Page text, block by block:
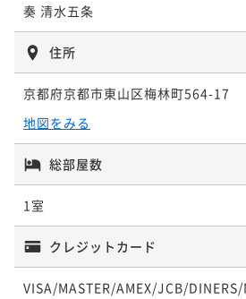
【早割60】早期予約でお得に宿泊！
【2泊以上】お得に宿泊！連泊プラ
奏 清水五条
住所
京都府京都市東山区梅林町564-17
地図をみる
総部屋数
1室
クレジットカード
VISA/MASTER/AMEX/JCB/